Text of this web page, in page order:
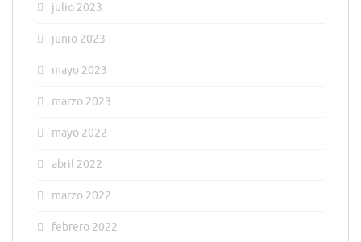
julio 2023
junio 2023
mayo 2023
marzo 2023
mayo 2022
abril 2022
marzo 2022
febrero 2022